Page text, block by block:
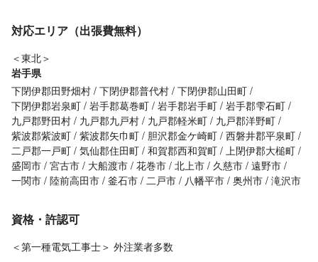
対応エリア（出張費無料）
＜東北＞
岩手県
下閉伊郡田野畑村 下閉伊郡普代村 下閉伊郡山田町
下閉伊郡岩泉町 岩手郡葛巻町 岩手郡岩手町 岩手郡雫石町
九戸郡野田村
九戸郡九戸村 九戸郡軽米町
九戸郡洋野町
紫波郡紫波町 紫波郡矢巾町 胆沢郡金ケ崎町 西磐井郡平泉町
二戸郡一戸町 気仙郡住田町 和賀郡西和賀町 上閉伊郡大槌町
盛岡市 宮古市 大船渡市 花巻市 北上市 久慈市 遠野市
一関市 陸前高田市 釜石市 二戸市 八幡平市 奥州市 滝沢市
資格・許認可
＜第一種電気工事士＞ 外注業者多数